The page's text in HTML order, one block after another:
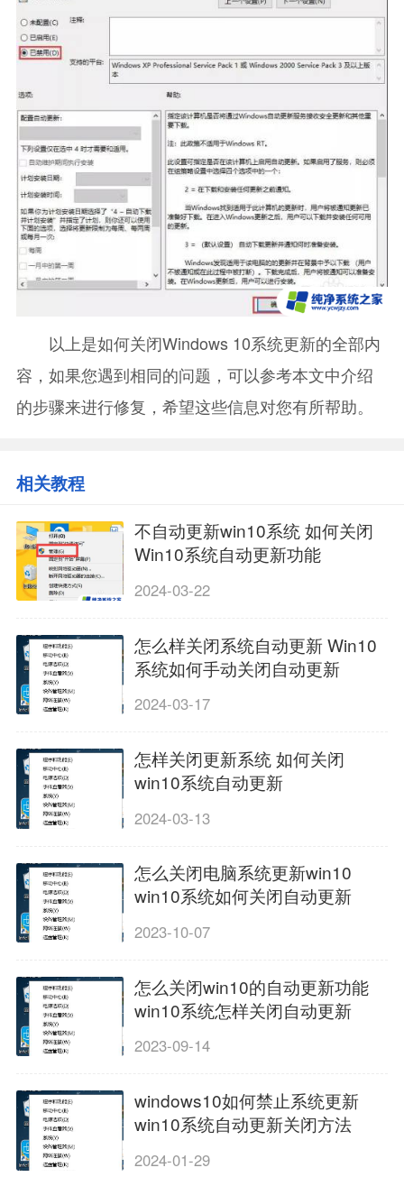
以上是如何关闭Windows 10系统更新的全部内
容，如果您遇到相同的问题，可以参考本文中介绍
的步骤来进行修复，希望这些信息对您有所帮助。
相关教程
不自动更新win10系统 如何关闭
Win10系统自动更新功能
2024-03-22
怎么样关闭系统自动更新 Win10
系统如何手动关闭自动更新
2024-03-17
怎样关闭更新系统 如何关闭
win10系统自动更新
2024-03-13
怎么关闭电脑系统更新win10
win10系统如何关闭自动更新
2023-10-07
怎么关闭win10的自动更新功能
win10系统怎样关闭自动更新
2023-09-14
windows10如何禁止系统更新
win10系统自动更新关闭方法
2024-01-29